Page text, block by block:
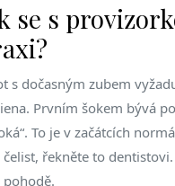
se s
s dočasným zubem
Prvním šokem bývá
To je v začátcích
řekněte to